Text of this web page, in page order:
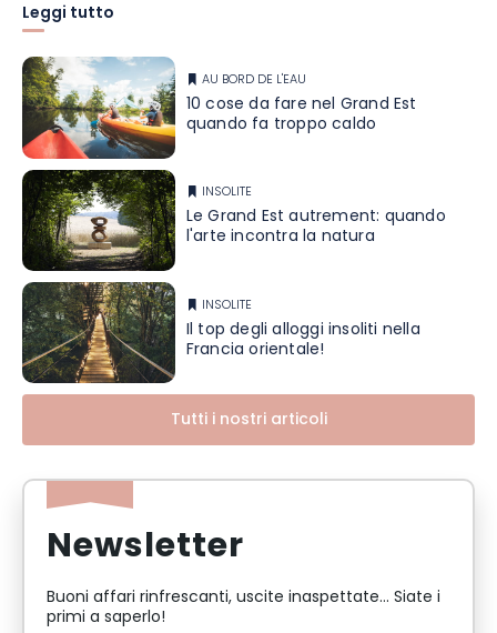
Leggi tutto
AU BORD DE L'EAU
10 cose da fare nel Grand Est
quando fa troppo caldo
INSOLITE
Le Grand Est autrement: quando
l'arte incontra la natura
INSOLITE
Il top degli alloggi insoliti nella
Francia orientale!
Tutti i nostri articoli
Newsletter
Buoni affari rinfrescanti, uscite inaspettate... Siate i
primi a saperlo!